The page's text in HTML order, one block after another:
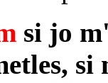
si jo